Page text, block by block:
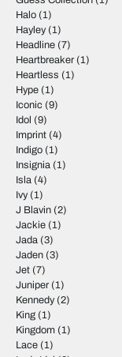
Halo (1)
Hayley(1)
Headline (7)
Heartbreaker (1)
Heartless (1)
Hype (1)
Iconic (9)
Idol (9)
Imprint (4)
Indigo (1)
Insignia (1)
Isla (4)
Ivy(1)
J Blavin (2)
Jackie (1)
Jada (3)
Jaden (3)
Jet (7)
Juniper (1)
Kennedy(2)
King (1)
Kingdom (1)
Lace (1)